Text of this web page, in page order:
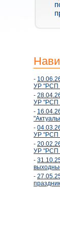
-
УР "РСП
-
УР "РСП
-
-
УР "РСП
-
УР "РСП
-
-